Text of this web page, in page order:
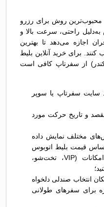
محبوب‌ترین روش برای رزرو
راحتی، سرعت بالا و
اجازه می‌دهد تا بهترین
کنند. برای خرید آنلاین بلیط
از سفرتاپ کافی است
سایت سفرتاپ یا سوپر
و تاریخ حرکت مورد
مختلف نمایش داده
قیمت بلیط اتوبوس
اصفهان هشترود (سراسکندر)، امکانات (VIP، تخت‌شو،
انتخاب صندلی دلخواه
برای سفرهای طولانی